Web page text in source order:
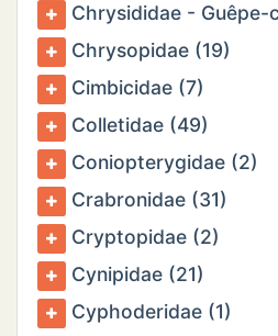
Chrysididae - Guêpe-
Chrysopidae (19)
Cimbicidae (7)
Colletidae (49)
Coniopterygidae (2)
Crabronidae (31)
Cryptopidae (2)
Cynipidae (21)
Cyphoderidae (1)